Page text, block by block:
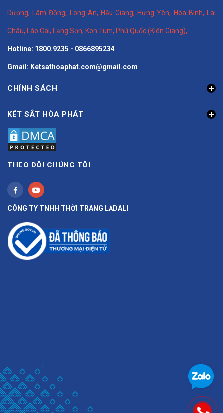
Dương, Lâm Đồng, Long An, Hậu Giang, Hưng Yên, Hòa Bình, Lai
Châu, Lào Cai, Lạng Sơn, Kon Tum, Phú Quốc (Kiên Giang),...
Hotline: 1800.9235 - 0866895234
Gmail: Ketsathoaphat.com@gmail.com
CHÍNH SÁCH
KÉT SẮT HÒA PHÁT
THEO DÕI CHÚNG TÔI
CÔNG TY TNHH THỜI TRANG LADALI